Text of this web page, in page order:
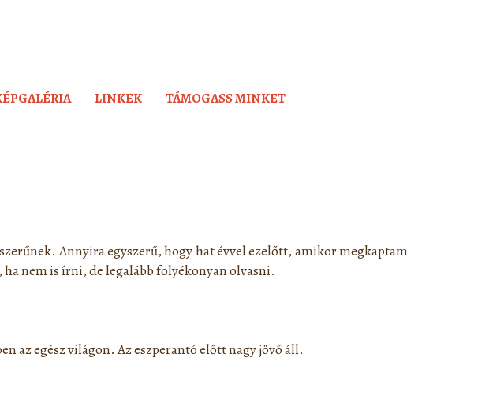
LINKEK TÁMOGASS MINKET
Annyira egyszerű, hogy hat évvel ezelőtt, amikor megkaptam
nem is írni, de legalább folyékonyan olvasni.
az egész világon. Az eszperantó előtt nagy jövő áll.